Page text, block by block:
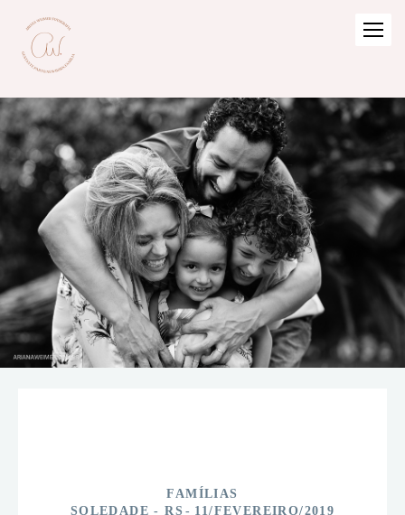
FAMÍLIAS
SOLEDADE - RS
11/FEVEREIRO/2019